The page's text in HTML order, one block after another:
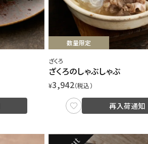
数量限定
ざくろ
ざくろのしゃぶしゃぶ
¥3,942（税込）
再入荷通知